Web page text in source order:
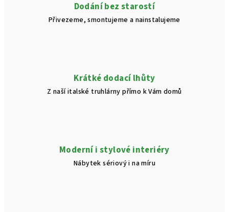
Dodání bez starostí
Přivezeme, smontujeme a nainstalujeme
Krátké dodací lhůty
Z naší italské truhlárny přímo k Vám domů
Moderní i stylové interiéry
Nábytek sériový i na míru